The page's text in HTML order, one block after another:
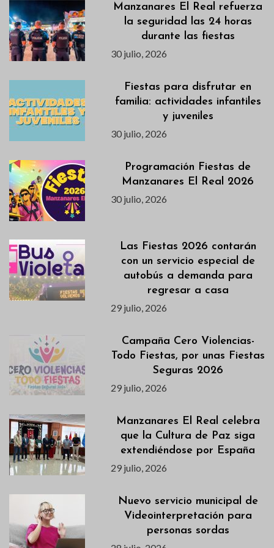
Manzanares El Real refuerza
la seguridad las 24 horas
durante las fiestas
30 julio, 2026
Fiestas para disfrutar en
familia: actividades infantiles
y juveniles
30 julio, 2026
Programación Fiestas de
Manzanares El Real 2026
30 julio, 2026
Las Fiestas 2026 contarán
con un servicio especial de
autobús a demanda para
regresar a casa
29 julio, 2026
Campaña Cero Violencias-
Todo Fiestas, por unas Fiestas
Seguras 2026
29 julio, 2026
Manzanares El Real celebra
que la Cultura de Paz siga
extendiéndose por España
29 julio, 2026
Nuevo servicio municipal de
Videointerpretación para
personas sordas